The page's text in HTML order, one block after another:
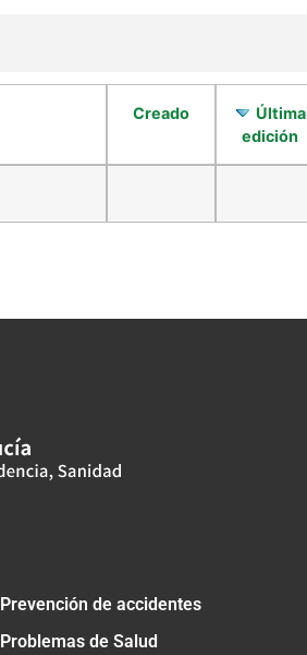
Creado
Última
edición
Prevención de accidentes
Problemas de Salud